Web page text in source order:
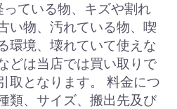
ている物、キズや割れ
い物、汚れている物、喫
環境、壊れていて使えな
どは当店では買い取りで
取となります。 料金につ
類、サイズ、搬出先及び